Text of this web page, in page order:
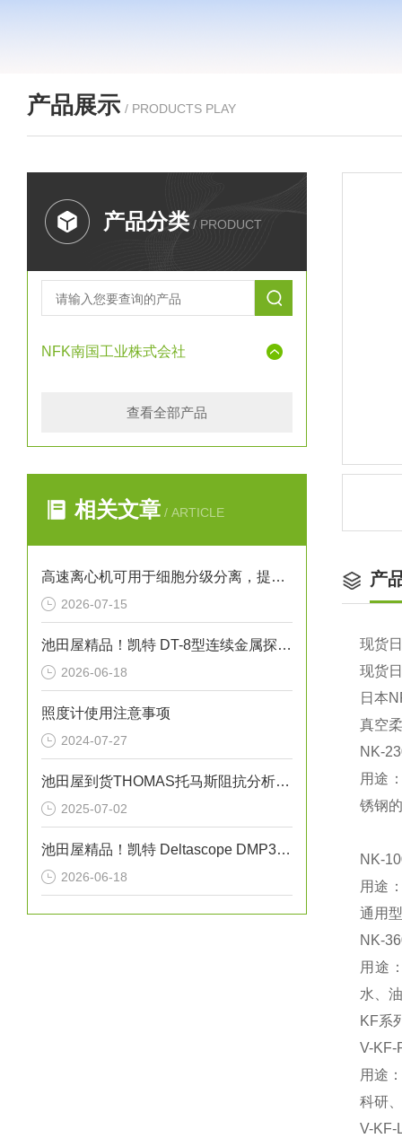
产品展示 / PRODUCTS PLAY
产品分类 / PRODUCT
NFK南国工业株式会社
查看全部产品
相关文章 / ARTICLE
高速离心机可用于细胞分级分离，提取不同密度的细胞亚群
2026-07-15
池田屋精品！凯特 DT-8型连续金属探测器 参数介绍
2026-06-18
照度计使用注意事项
2024-07-27
池田屋到货THOMAS托马斯阻抗分析仪IM7587
2025-07-02
池田屋精品！凯特 Deltascope DMP30 电磁式薄膜厚度计 参数介绍
2026-06-18
产
现货
现货
日本
真空
NK-
用途‌
锈钢
NK-
用途‌
通用
NK-
用途‌
水、
KF系
V-KF-
用途‌
科研
V-KF-